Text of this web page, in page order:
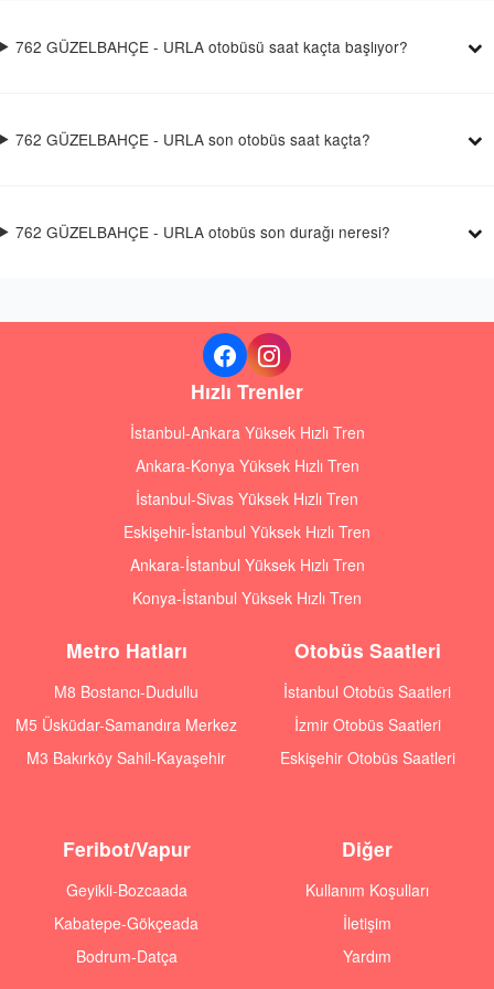
762 GÜZELBAHÇE - URLA otobüsü saat kaçta başlıyor?
762 GÜZELBAHÇE - URLA son otobüs saat kaçta?
762 GÜZELBAHÇE - URLA otobüs son durağı neresi?
Hızlı Trenler
İstanbul-Ankara Yüksek Hızlı Tren
Ankara-Konya Yüksek Hızlı Tren
İstanbul-Sivas Yüksek Hızlı Tren
Eskişehir-İstanbul Yüksek Hızlı Tren
Ankara-İstanbul Yüksek Hızlı Tren
Konya-İstanbul Yüksek Hızlı Tren
Metro Hatları
M8 Bostancı-Dudullu
M5 Üsküdar-Samandıra Merkez
M3 Bakırköy Sahil-Kayaşehir
Otobüs Saatleri
İstanbul Otobüs Saatleri
İzmir Otobüs Saatleri
Eskişehir Otobüs Saatleri
Feribot/Vapur
Geyikli-Bozcaada
Kabatepe-Gökçeada
Bodrum-Datça
Diğer
Kullanım Koşulları
İletişim
Yardım